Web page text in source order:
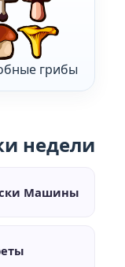
грибы
недели
Машины